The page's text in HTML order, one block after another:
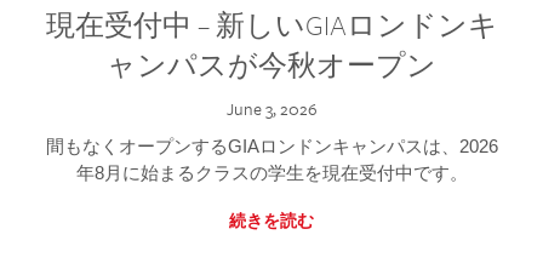
現在受付中 – 新しいGIAロンドンキ
ャンパスが今秋オープン
June 3, 2026
間もなくオープンするGIAロンドンキャンパスは、2026
年8月に始まるクラスの学生を現在受付中です。
続きを読む